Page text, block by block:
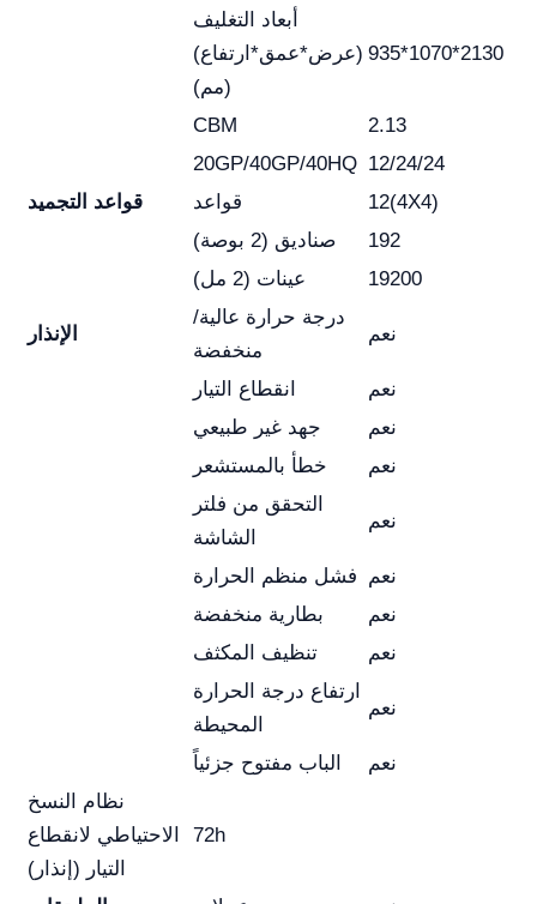
أبعاد التغليف
(عرض*عمق*ارتفاع)
(مم)
935*1070*2130
CBM
2.13
20GP/40GP/40HQ 12/24/24
قواعد التجميد
قواعد
12(4X4)
صناديق (2 بوصة)
192
عينات (2 مل)
19200
الإنذار
درجة حرارة عالية/
منخفضة
نعم
انقطاع التيار
نعم
جهد غير طبيعي
نعم
خطأ بالمستشعر
نعم
التحقق من فلتر
الشاشة
نعم
فشل منظم الحرارة
نعم
بطارية منخفضة
نعم
تنظيف المكثف
نعم
ارتفاع درجة الحرارة
المحيطة
نعم
الباب مفتوح جزئياً
نعم
نظام النسخ
الاحتياطي لانقطاع
التيار (إنذار)
72h